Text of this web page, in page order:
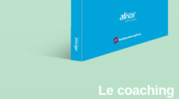
Le coaching